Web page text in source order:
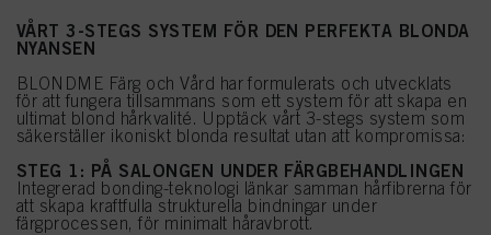
VÅRT 3-STEGS SYSTEM FÖR DEN PERFEKTA BLONDA
NYANSEN
BLONDME Färg och Vård har formulerats och utvecklats
för att fungera tillsammans som ett system för att skapa en
ultimat blond hårkvalité. Upptäck vårt 3-stegs system som
säkerställer ikoniskt blonda resultat utan att kompromissa:
STEG 1: PÅ SALONGEN UNDER FÄRGBEHANDLINGEN
Integrerad bonding-teknologi länkar samman hårfibrerna för
att skapa kraftfulla strukturella bindningar under
färgprocessen, för minimalt håravbrott.